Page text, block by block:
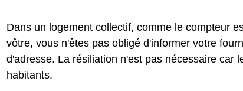
Dans un logement collectif, comme le compteur
vôtre, vous n'êtes pas obligé d'informer votre
d'adresse. La résiliation n'est pas nécessaire car
habitants.